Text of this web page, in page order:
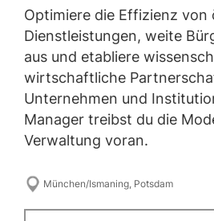
Optimiere die Effizienz
Dienstleistungen, weite
aus und etabliere
wirtschaftliche
Unternehmen und
Manager treibst du die
Verwaltung voran.
München/Ismaning, Potsdam